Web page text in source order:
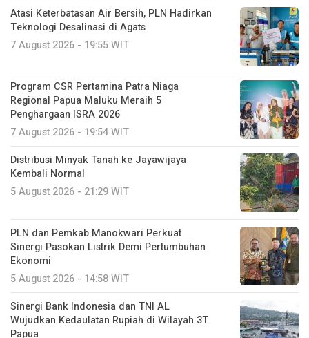
Atasi Keterbatasan Air Bersih, PLN Hadirkan
Teknologi Desalinasi di Agats
7 August 2026 - 19:55 WIT
Program CSR Pertamina Patra Niaga
Regional Papua Maluku Meraih 5
Penghargaan ISRA 2026
7 August 2026 - 19:54 WIT
Distribusi Minyak Tanah ke Jayawijaya
Kembali Normal
5 August 2026 - 21:29 WIT
PLN dan Pemkab Manokwari Perkuat
Sinergi Pasokan Listrik Demi Pertumbuhan
Ekonomi
5 August 2026 - 14:58 WIT
Sinergi Bank Indonesia dan TNI AL
Wujudkan Kedaulatan Rupiah di Wilayah 3T
Papua